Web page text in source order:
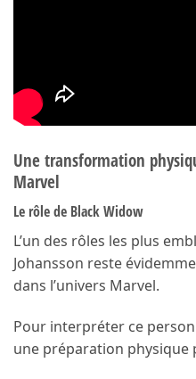
Une transformation
Marvel
Le rôle de Black Widow
L’un des rôles les plus
Johansson reste
dans l’univers Marvel.
Pour interpréter ce
une préparation physique